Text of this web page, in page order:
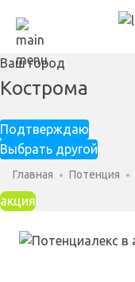
Ваш город
Кострома
Подтверждаю
Выбрать другой
Главная Потенция
акция